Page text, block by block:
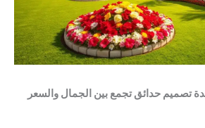
تصميم حدائق تجمع بين الجمال والسعر